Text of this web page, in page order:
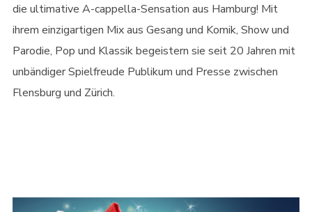
die ultimative A-cappella-Sensation aus Hamburg! Mit
ihrem einzigartigen Mix aus Gesang und Komik, Show und
Parodie, Pop und Klassik begeistern sie seit 20 Jahren mit
unbändiger Spielfreude Publikum und Presse zwischen
Flensburg und Zürich.